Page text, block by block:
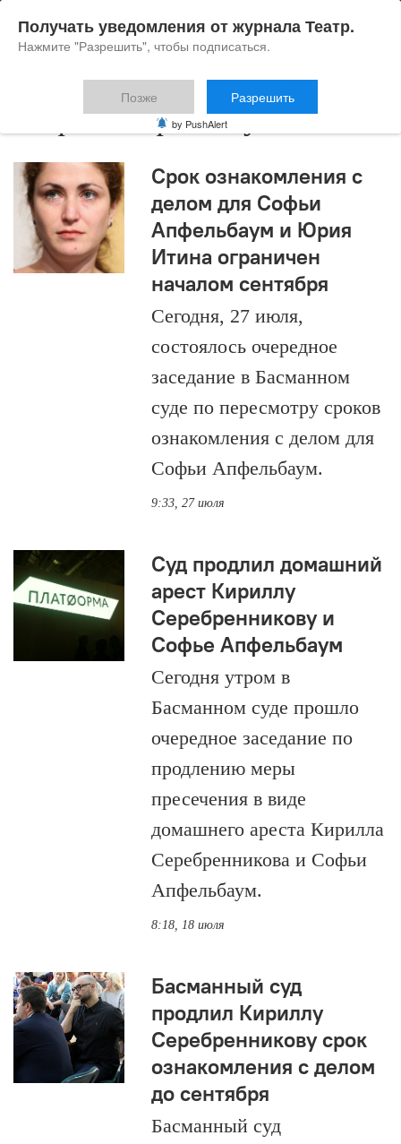
Софья Апфельбаум
Срок ознакомления с
делом для Софьи
Апфельбаум и Юрия
Итина ограничен
началом сентября
Сегодня, 27 июля,
состоялось очередное
заседание в Басманном
суде по пересмотру сроков
ознакомления с делом для
Софьи Апфельбаум.
9:33, 27 июля
Суд продлил домашний
арест Кириллу
Серебренникову и
Софье Апфельбаум
Сегодня утром в
Басманном суде прошло
очередное заседание по
продлению меры
пресечения в виде
домашнего ареста Кирилла
Серебренникова и Софьи
Апфельбаум.
8:18, 18 июля
Басманный суд
продлил Кириллу
Серебренникову срок
ознакомления с делом
до сентября
Басманный суд
Получать уведомления от журнала Театр.
Нажмите "Разрешить", чтобы подписаться.
Позже Разрешить
by PushAlert